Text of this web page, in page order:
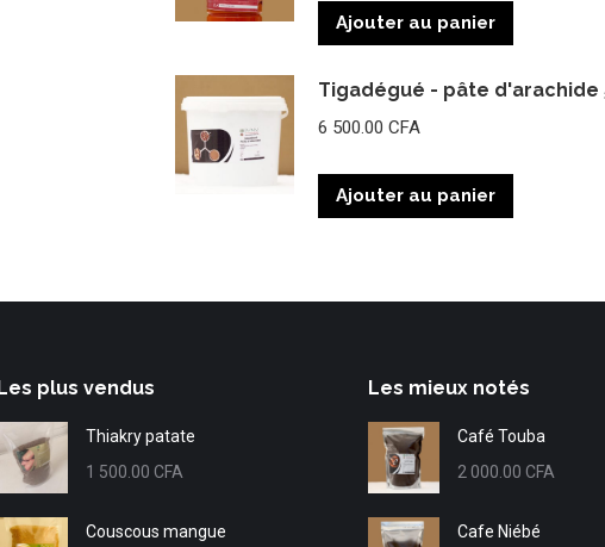
Ajouter au panier
Tigadégué - pâte d'arachide
6 500.00 CFA
Ajouter au panier
plus vendus
Thiakry patate
1 500.00 CFA
Couscous mangue
Les mieux notés
Café Touba
2 000.00 CFA
Cafe Niébé